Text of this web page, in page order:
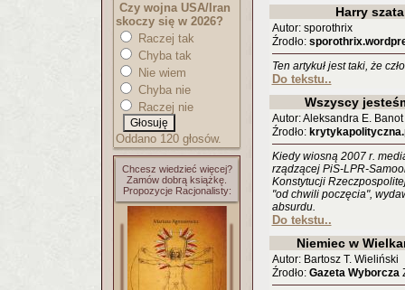
Czy wojna USA/Iran
skoczy się w 2026?
Raczej tak
Chyba tak
Nie wiem
Chyba nie
Raczej nie
Oddano 120 głosów.
Chcesz wiedzieć więcej?
Zamów dobrą książkę.
Propozycje Racjonalisty:
Harry
Autor: sporothrix
Źrodło:
Ten artykuł jest taki, że
Do tekstu..
Wszyscy
Autor: Aleksandra E. Banot
Źrodło:
Kiedy wiosną 2007 r.
rządzącej PiS-LPR-
Konstytucji
"od chwili poczęcia",
absurdu.
Do tekstu..
Niemiec w
Autor: Bartosz T. Wieliński
Źrodło: Gazeta Wyborcza